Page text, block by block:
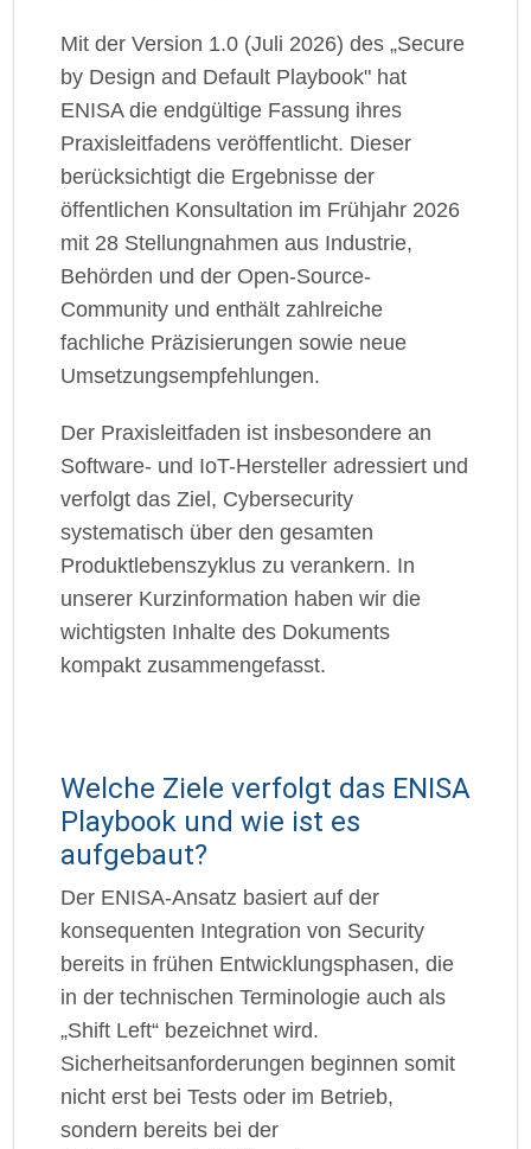
Mit der Version 1.0 (Juli 2026) des „Secure
by Design and Default Playbook" hat
ENISA die endgültige Fassung ihres
Praxisleitfadens veröffentlicht. Dieser
berücksichtigt die Ergebnisse der
öffentlichen Konsultation im Frühjahr 2026
mit 28 Stellungnahmen aus Industrie,
Behörden und der Open-Source-
Community und enthält zahlreiche
fachliche Präzisierungen sowie neue
Umsetzungsempfehlungen.
Der Praxisleitfaden ist insbesondere an
Software- und IoT-Hersteller adressiert und
verfolgt das Ziel, Cybersecurity
systematisch über den gesamten
Produktlebenszyklus zu verankern. In
unserer Kurzinformation haben wir die
wichtigsten Inhalte des Dokuments
kompakt zusammengefasst.
Welche Ziele verfolgt das ENISA
Playbook und wie ist es
aufgebaut?
Der ENISA-Ansatz basiert auf der
konsequenten Integration von Security
bereits in frühen Entwicklungsphasen, die
in der technischen Terminologie auch als
„Shift Left“ bezeichnet wird.
Sicherheitsanforderungen beginnen somit
nicht erst bei Tests oder im Betrieb,
sondern bereits bei der